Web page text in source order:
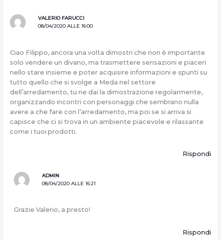
VALERIO FARUCCI
08/04/2020 ALLE 16:00
Ciao Filippo, ancora una volta dimostri che non è importante
solo vendere un divano, ma trasmettere sensazioni e piaceri
nello stare insieme e poter acquisire informazioni e spunti su
tutto quello che si svolge a Meda nel settore
dell’arredamento, tu ne dai la dimostrazione regolarmente,
organizzando incontri con personaggi che sembrano nulla
avere a che fare con l’arredamento, ma poi se si arriva si
capisce che ci si trova in un ambiente piacevole e rilassante
come i tuoi prodotti.
Rispondi
ADMIN
08/04/2020 ALLE 16:21
Grazie Valerio, a presto!
Rispondi